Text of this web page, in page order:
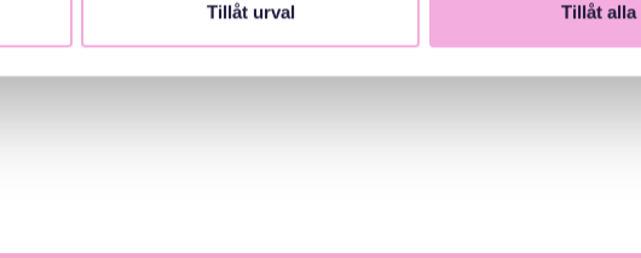
Tillåt urval Tillåt alla